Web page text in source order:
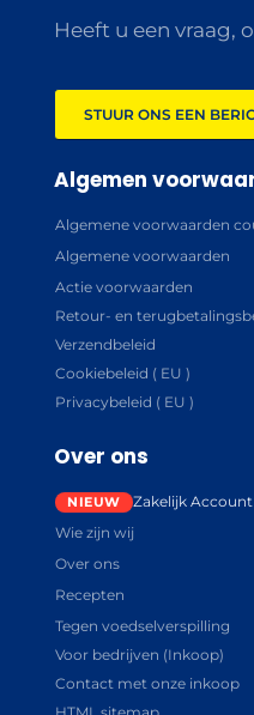
Heeft u een vraag,
STUUR ONS EEN
Algemen
Algemene voorwaarden
Algemene voorwaarden
Actie voorwaarden
Retour- en
Verzendbeleid
Cookiebeleid ( EU )
Privacybeleid ( EU )
Over ons
Zakelijk
Wie zijn wij
Over ons
Recepten
Tegen voedselverspilling
Voor bedrijven (Inkoop)
Contact met onze inkoop